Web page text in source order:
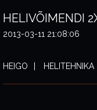
HELIVÕIMENDI
2013-03-11 21:08:06
HEIGO HELITEHNIKA